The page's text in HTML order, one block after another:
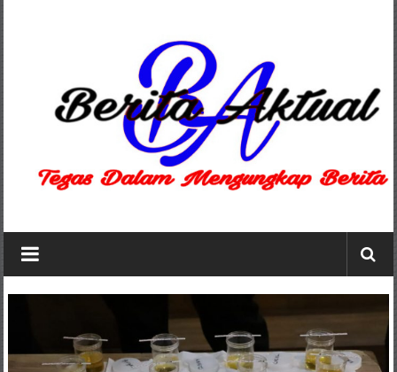
Berita
Aktual
berita